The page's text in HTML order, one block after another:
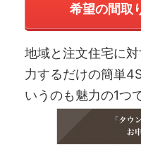
希望の間取
地域と注文住宅に
力するだけの簡単
いうのも魅力の1つ